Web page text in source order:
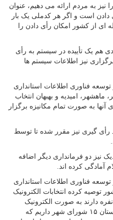
نیز به مردم ارائه می دهیم، عنوان
دادن است و اگر هر کدملی یک بار
ای از کشور امکان رأی دادن را
هم یک تأییده در سیستم به رأی
نیز اطلاعات سیستم ها
فناوری اطلاعات استانداری
ماهشهر، امیدیه و بهبهان انتخاب
آنها به صورت تمام مکانیزه برگزار
رأی گیری نیز مقرر شده تا توسط
نیز دو فرمانداری دیگر اضافه
آمادگی کرده اند.
فناوری اطلاعات استانداری
توصیه کرده انتخابات الکترونیک
دارند به صورت الکترونیک
برگزار شود بیان کرد: در استان خوزستان ۱۵ شورای شهر داریم که